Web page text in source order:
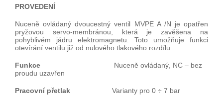
PROVEDENÍ
Nuceně ovládaný dvoucestný ventil MVPE A /N je opatřen
pryžovou servo-membránou, která je zavěšena na
pohyblivém jádru elektromagnetu. Toto umožňuje funkci
otevírání ventilu již od nulového tlakového rozdílu.
Funkce Nuceně ovládaný, NC – bez
proudu uzavřen
Pracovní přetlak Varianty pro 0 ÷ 7 bar